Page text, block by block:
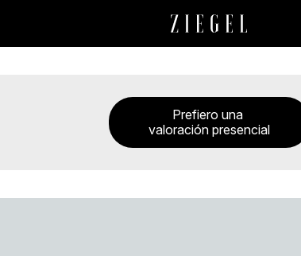
Prefiero una
valoración presencial